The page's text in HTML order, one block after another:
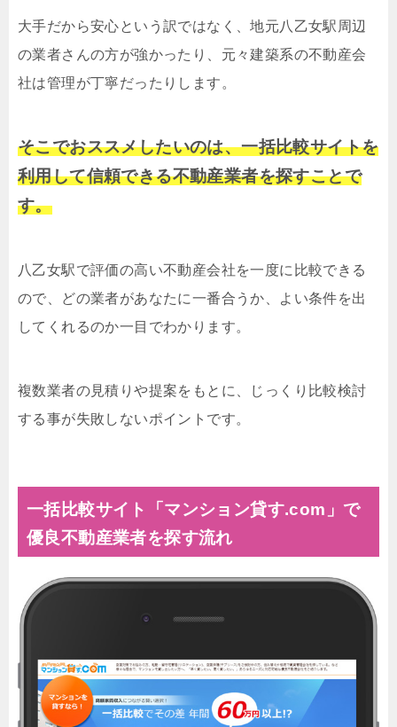
大手だから安心という訳ではなく、地元八乙女駅周辺
の業者さんの方が強かったり、元々建築系の不動産会
社は管理が丁寧だったりします。
そこでおススメしたいのは、一括比較サイトを
利用して信頼できる不動産業者を探すことで
す。
八乙女駅で評価の高い不動産会社を一度に比較できる
ので、どの業者があなたに一番合うか、よい条件を出
してくれるのか一目でわかります。
複数業者の見積りや提案をもとに、じっくり比較検討
する事が失敗しないポイントです。
一括比較サイト「マンション貸す.com」で
優良不動産業者を探す流れ